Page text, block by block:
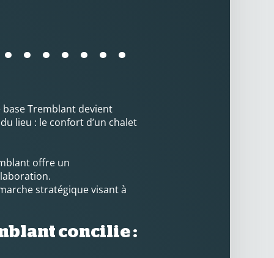
base Tremblant devient
lieu : le confort d’un chalet
offre un
stratégique visant à
concilie :